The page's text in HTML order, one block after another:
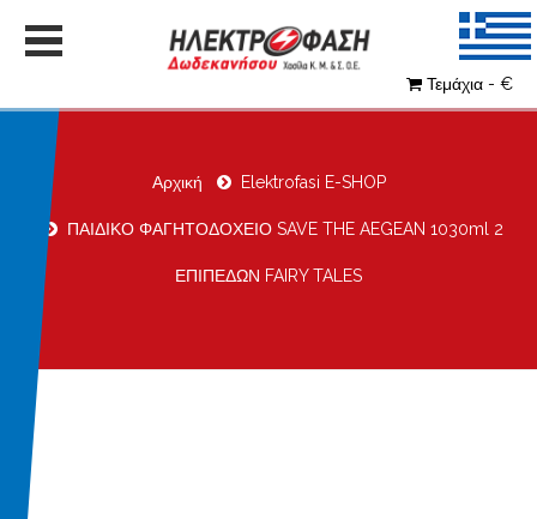
Τεμάχια - €
Αρχική Elektrofasi E-SHOP
ΠΑΙΔΙΚΟ ΦΑΓΗΤΟΔΟΧΕΙΟ SAVE THE AEGEAN 1030ml 2
ΕΠΙΠΕΔΩΝ FAIRY TALES